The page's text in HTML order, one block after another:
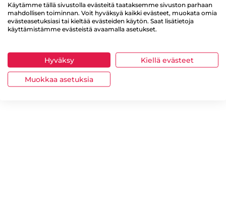
Käytämme tällä sivustolla evästeitä taataksemme sivuston parhaan
mahdollisen toiminnan. Voit hyväksyä kaikki evästeet, muokata omia
evästeasetuksiasi tai kieltää evästeiden käytön. Saat lisätietoja
käyttämistämme evästeistä avaamalla asetukset.
Hyväksy Kiellä evästeet
Muokkaa asetuksia